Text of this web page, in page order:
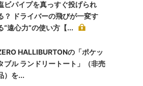
ビパイプを真っすぐ投げられ
？ ドライバーの飛びが一変す
“遠心力”の使い方【...
HALLIBURTONの「ポケッ
ブル ランドリートート」（非売
）を...